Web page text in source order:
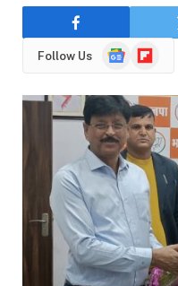
Follow Us
GoogleFlipboard